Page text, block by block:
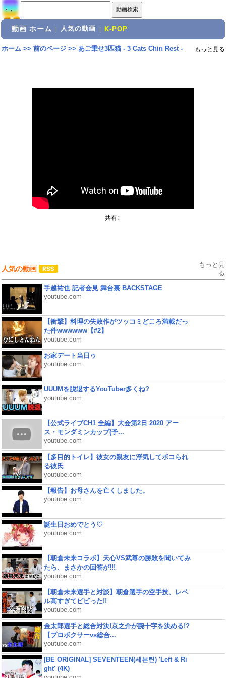
動画 ホーム 人気の動画 K-POP
ホーム>> 前のページ>> あご乗せ3匹猫 - 3 Cats Chin Rest - もっと見る
共有:
人気の動画
もっと見
る
手越祐也 記者会見 舞台裏 BACKSTAGE
youtube.com
【衝撃】料理の失敗作がツッコミどころ満載だっ
た件wwwwww【#2】
youtube.com
お家デート当日ゥ
youtube.com
UUUMを脱退するYouTuber多くね?
youtube.com
【公式ライブCH1 全編】大会第2日 2020 アー
ス・モンダミンカップ(予...
youtube.com
【多目的トイレ】彼女の親友に浮気してボコられ
る彼氏
youtube.com
【報告】お母さんを亡くしました。
youtube.com
誕生日おめでとう♡
youtube.com
【朝倉未来コラボ】天心VS武尊の勝敗を聞いてみ
たら、まさかの回答が!!!
youtube.com
【朝倉未来選手と対談】朝倉選手の空手技、レベ
ル高すぎてビビった!!
youtube.com
金太郎選手と総合対決!京之介が腕十字を決める!?
【プロボクサーvs総合...
youtube.com
[BE ORIGINAL] SEVENTEEN(세븐틴) 'Left & Ri
ght' (4K)